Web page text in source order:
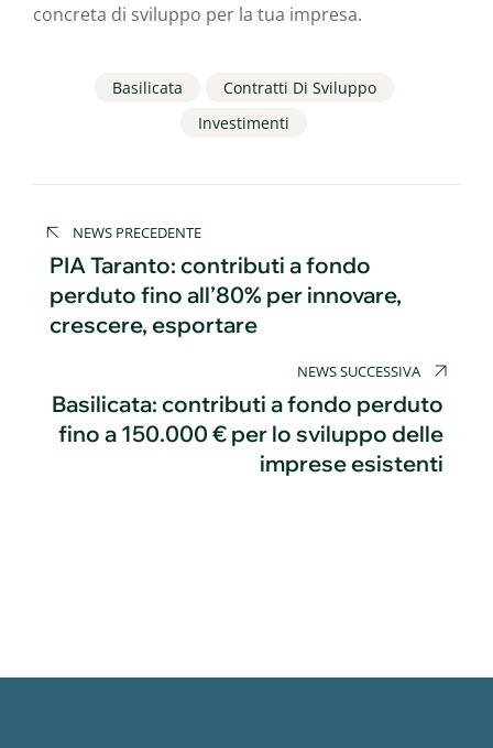
concreta di sviluppo per la tua impresa.
Basilicata
Contratti Di Sviluppo
Investimenti
Navigazione
articoli
NEWS PRECEDENTE
PIA Taranto: contributi a fondo
perduto fino all’80% per innovare,
crescere, esportare
NEWS SUCCESSIVA
Basilicata: contributi a fondo perduto
fino a 150.000 € per lo sviluppo delle
imprese esistenti